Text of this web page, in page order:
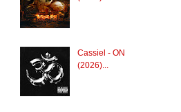
Cassiel - ON
(2026)...